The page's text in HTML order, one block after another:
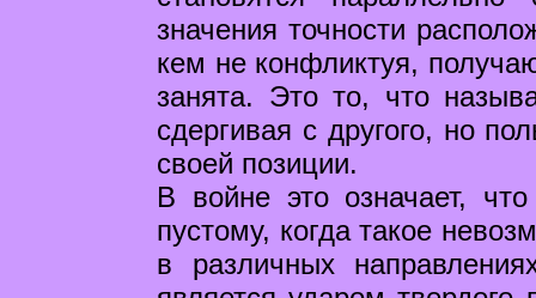
значения точности
кем не конфликтуя,
занята. Это то, что
сдергивая с другого, но
своей позиции.
В войне это означает,
пустому, когда такое
в различных